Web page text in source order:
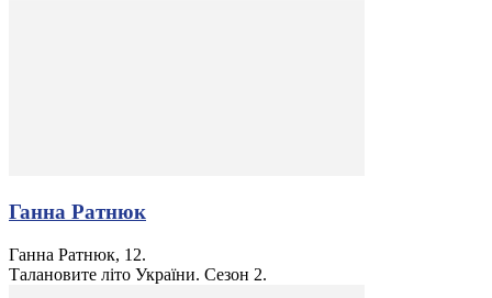
Ганна Ратнюк
Ганна Ратнюк, 12.
Талановите літо України. Сезон 2.